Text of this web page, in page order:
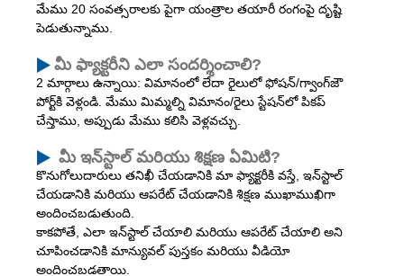
మేము 20 సంవత్సరాలకు పైగా యంత్రాల తయారీ రంగంపై దృష్టి
పెడుతున్నాము.
మీ ఫ్యాక్టరీని ఎలా సందర్శించాలి?
2 మార్గాలు ఉన్నాయి: విమానంలో లేదా రైలులో ఫోషన్/గ్వాంగ్‌జౌ
పోర్ట్‌కి వెళ్లండి. మేము మిమ్మల్ని విమానం/రైలు స్టేషన్‌లో పికప్
చేస్తాము, అప్పుడు మేము కలిసి వెళ్లవచ్చు.
మీ ఇన్‌స్టాల్ మరియు శిక్షణ ఏమిటి?
కొనుగోలుదారులు తనిఖీ చేయడానికి మా ఫ్యాక్టరీకి వస్తే, ఇన్‌స్టాల్
చేయడానికి మరియు ఆపరేట్ చేయడానికి శిక్షణ ముఖాముఖిగా
అందించబడుతుంది.
కాకపోతే, ఎలా ఇన్‌స్టాల్ చేయాలి మరియు ఆపరేట్ చేయాలి అని
చూపించడానికి మాన్యువల్ పుస్తకం మరియు వీడియో
అందించబడతాయి.